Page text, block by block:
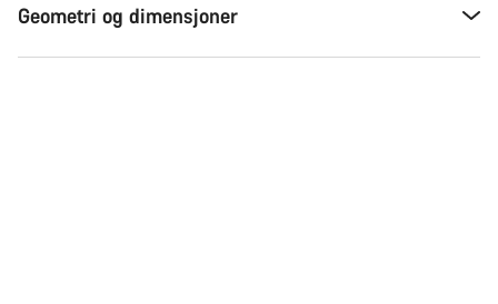
Geometri og dimensjoner